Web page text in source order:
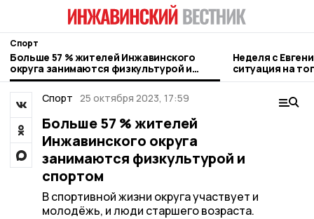
Спорт
Больше 57 % жителей Инжавинского
округа занимаются физкультурой и
спортом
Неделя с
ситуация на
городе и
Спорт 25 октября 2023, 17:59
Больше 57 % жителей
Инжавинского округа
занимаются физкультурой и
спортом
В спортивной жизни округа участвует и
молодёжь, и люди старшего возраста.